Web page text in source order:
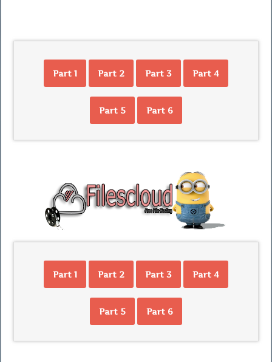
Part 1 Part 2 Part 3 Part 4
Part 5 Part 6
Part 1 Part 2 Part 3 Part 4
Part 5 Part 6